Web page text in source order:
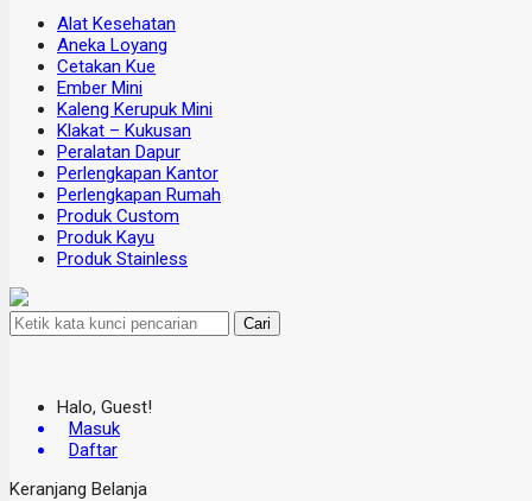
Alat Kesehatan
Aneka Loyang
Cetakan Kue
Ember Mini
Kaleng Kerupuk Mini
Klakat – Kukusan
Peralatan Dapur
Perlengkapan Kantor
Perlengkapan Rumah
Produk Custom
Produk Kayu
Produk Stainless
Cari
Halo, Guest!
Masuk
Daftar
Keranjang Belanja